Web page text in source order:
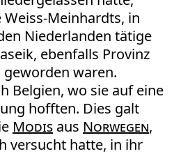
Meinhardts, in
Niederlanden tätige
ebenfalls Provinz
waren.
Belgien, wo sie auf eine
hofften. Dies galt
Modis aus Norwegen,
versucht hatte, in ihr